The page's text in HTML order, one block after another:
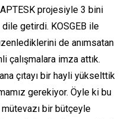
projesiyle 3 bini
getirdi. KOSGEB ile
de anımsatan
çalışmalara imza attık.
çıtayı bir hayli yükselttik
gerekiyor. Öyle ki bu
bir bütçeyle